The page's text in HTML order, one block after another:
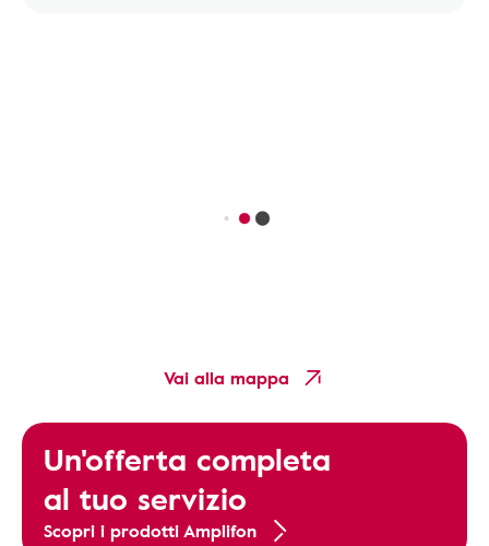
Vai alla mappa
Un'offerta completa
al tuo servizio
Scopri i prodotti Amplifon